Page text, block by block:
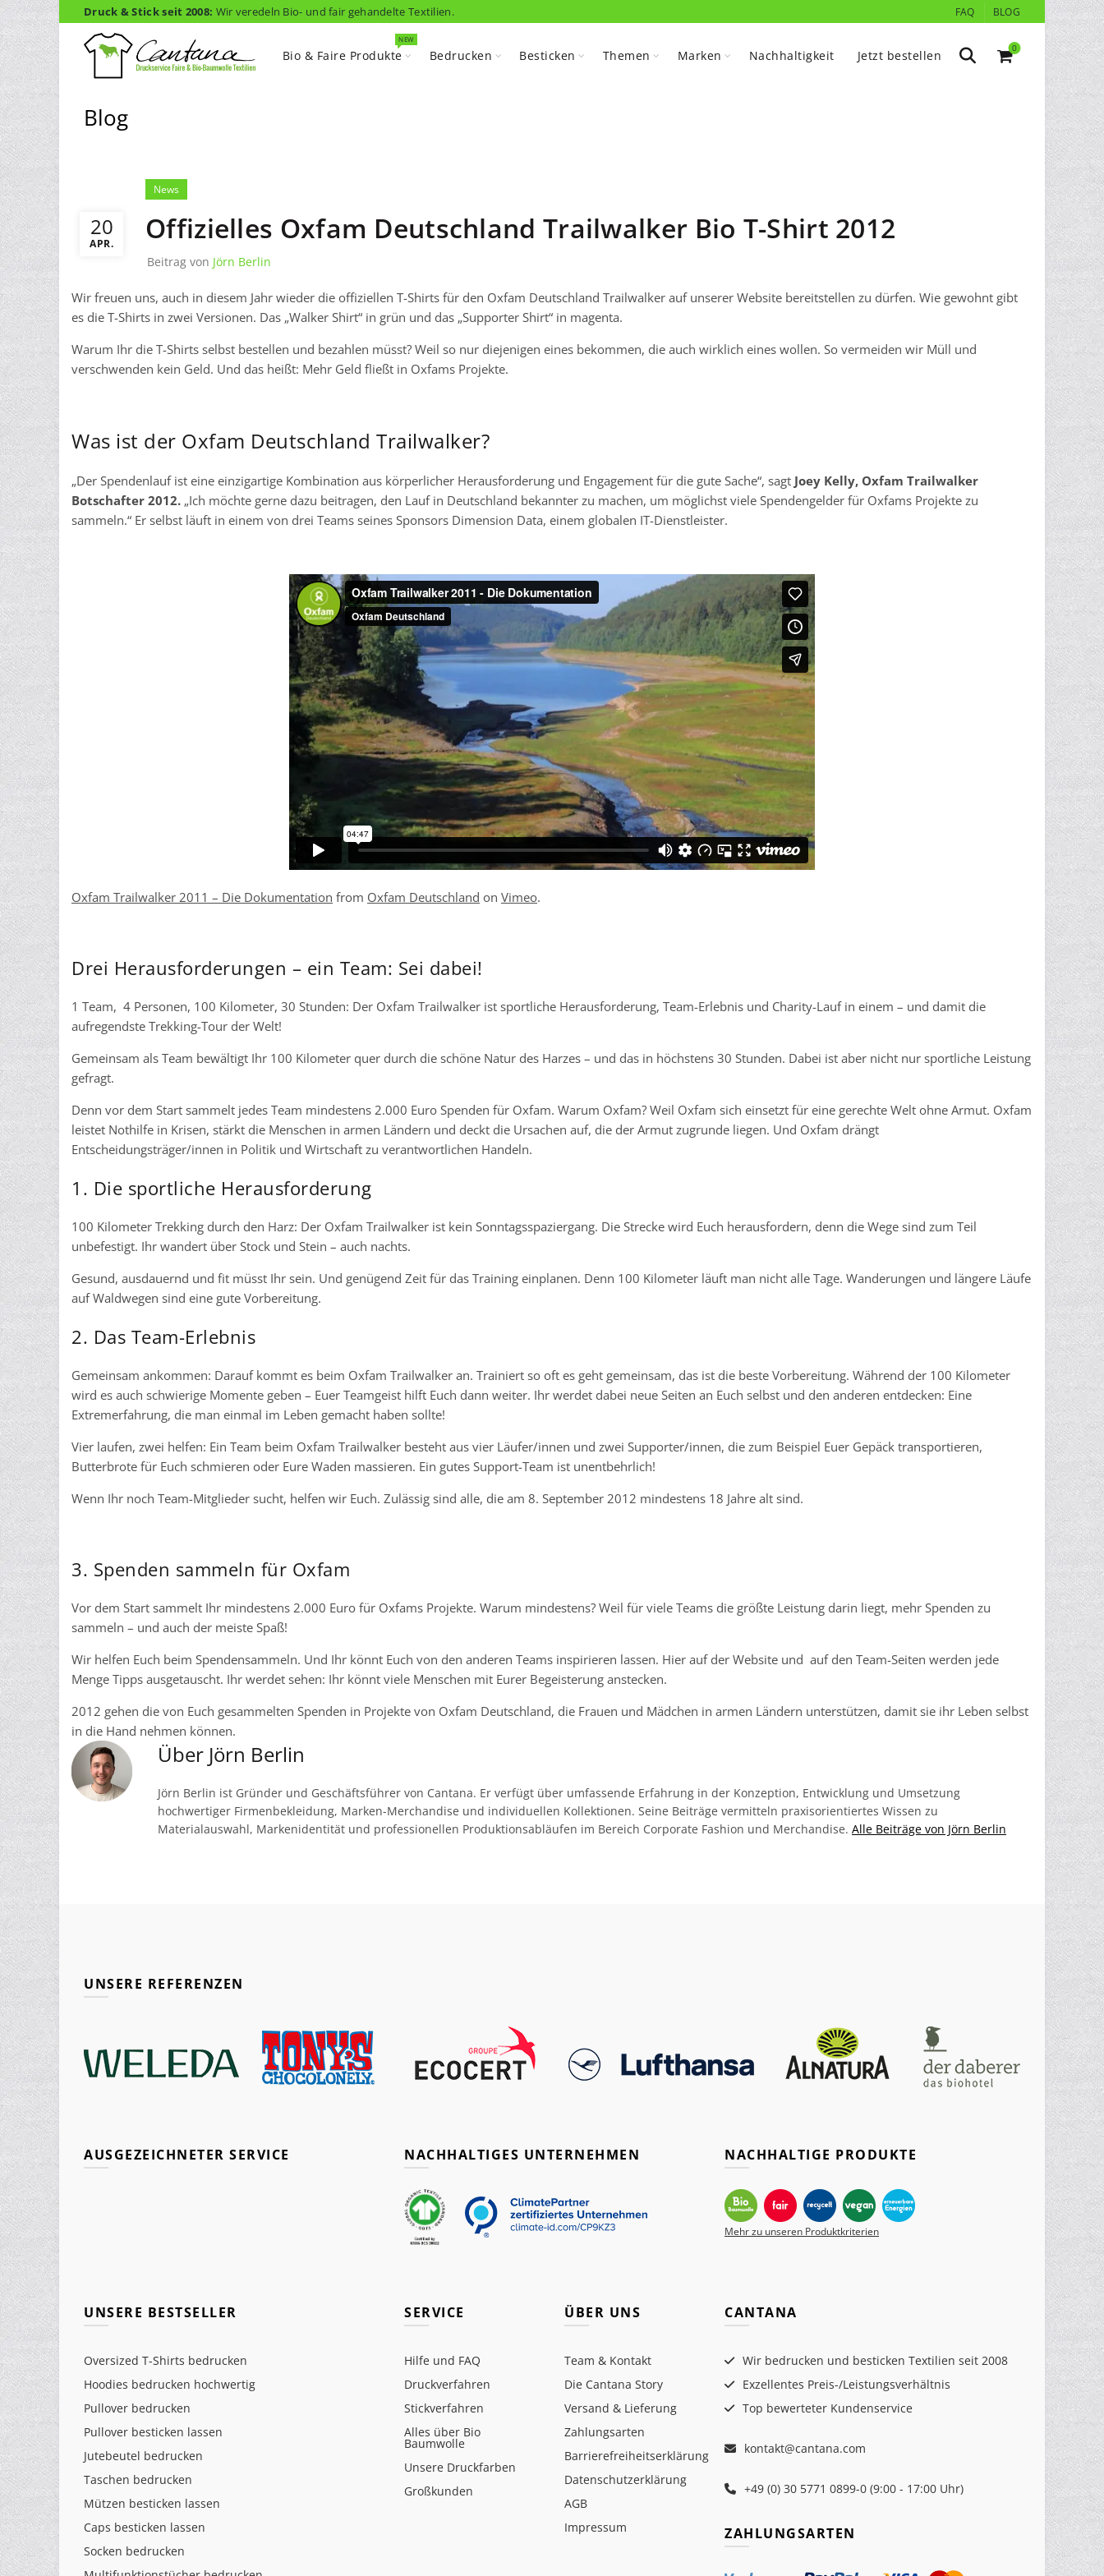
Druck & Stick seit 2008: Wir veredeln Bio- und fair gehandelte Textilien. FAQ BLOG
Bio & Faire Produkte
NEW
Bedrucken Besticken Themen Marken Nachhaltigkeit Jetzt bestellen 0
Blog
20
APR.
News
Offizielles Oxfam Deutschland Trailwalker Bio T-Shirt 2012
Beitrag von Jörn Berlin
Wir freuen uns, auch in diesem Jahr wieder die offiziellen T-Shirts für den Oxfam Deutschland Trailwalker auf unserer Website bereitstellen zu dürfen. Wie gewohnt gibt
es die T-Shirts in zwei Versionen. Das „Walker Shirt“ in grün und das „Supporter Shirt“ in magenta.
Warum Ihr die T-Shirts selbst bestellen und bezahlen müsst? Weil so nur diejenigen eines bekommen, die auch wirklich eines wollen. So vermeiden wir Müll und
verschwenden kein Geld. Und das heißt: Mehr Geld fließt in Oxfams Projekte.
Was ist der Oxfam Deutschland Trailwalker?
„Der Spendenlauf ist eine einzigartige Kombination aus körperlicher Herausforderung und Engagement für die gute Sache“, sagt Joey Kelly, Oxfam Trailwalker
Botschafter 2012. „Ich möchte gerne dazu beitragen, den Lauf in Deutschland bekannter zu machen, um möglichst viele Spendengelder für Oxfams Projekte zu
sammeln.“ Er selbst läuft in einem von drei Teams seines Sponsors Dimension Data, einem globalen IT-Dienstleister.
Oxfam Trailwalker 2011 – Die Dokumentation from Oxfam Deutschland on Vimeo.
Drei Herausforderungen – ein Team: Sei dabei!
1 Team, 4 Personen, 100 Kilometer, 30 Stunden: Der Oxfam Trailwalker ist sportliche Herausforderung, Team-Erlebnis und Charity-Lauf in einem – und damit die
aufregendste Trekking-Tour der Welt!
Gemeinsam als Team bewältigt Ihr 100 Kilometer quer durch die schöne Natur des Harzes – und das in höchstens 30 Stunden. Dabei ist aber nicht nur sportliche Leistung
gefragt.
Denn vor dem Start sammelt jedes Team mindestens 2.000 Euro Spenden für Oxfam. Warum Oxfam? Weil Oxfam sich einsetzt für eine gerechte Welt ohne Armut. Oxfam
leistet Nothilfe in Krisen, stärkt die Menschen in armen Ländern und deckt die Ursachen auf, die der Armut zugrunde liegen. Und Oxfam drängt
Entscheidungsträger/innen in Politik und Wirtschaft zu verantwortlichen Handeln.
1. Die sportliche Herausforderung
100 Kilometer Trekking durch den Harz: Der Oxfam Trailwalker ist kein Sonntagsspaziergang. Die Strecke wird Euch herausfordern, denn die Wege sind zum Teil
unbefestigt. Ihr wandert über Stock und Stein – auch nachts.
Gesund, ausdauernd und fit müsst Ihr sein. Und genügend Zeit für das Training einplanen. Denn 100 Kilometer läuft man nicht alle Tage. Wanderungen und längere Läufe
auf Waldwegen sind eine gute Vorbereitung.
2. Das Team-Erlebnis
Gemeinsam ankommen: Darauf kommt es beim Oxfam Trailwalker an. Trainiert so oft es geht gemeinsam, das ist die beste Vorbereitung. Während der 100 Kilometer
wird es auch schwierige Momente geben – Euer Teamgeist hilft Euch dann weiter. Ihr werdet dabei neue Seiten an Euch selbst und den anderen entdecken: Eine
Extremerfahrung, die man einmal im Leben gemacht haben sollte!
Vier laufen, zwei helfen: Ein Team beim Oxfam Trailwalker besteht aus vier Läufer/innen und zwei Supporter/innen, die zum Beispiel Euer Gepäck transportieren,
Butterbrote für Euch schmieren oder Eure Waden massieren. Ein gutes Support-Team ist unentbehrlich!
Wenn Ihr noch Team-Mitglieder sucht, helfen wir Euch. Zulässig sind alle, die am 8. September 2012 mindestens 18 Jahre alt sind.
3. Spenden sammeln für Oxfam
Vor dem Start sammelt Ihr mindestens 2.000 Euro für Oxfams Projekte. Warum mindestens? Weil für viele Teams die größte Leistung darin liegt, mehr Spenden zu
sammeln – und auch der meiste Spaß!
Wir helfen Euch beim Spendensammeln. Und Ihr könnt Euch von den anderen Teams inspirieren lassen. Hier auf der Website und auf den Team-Seiten werden jede
Menge Tipps ausgetauscht. Ihr werdet sehen: Ihr könnt viele Menschen mit Eurer Begeisterung anstecken.
2012 gehen die von Euch gesammelten Spenden in Projekte von Oxfam Deutschland, die Frauen und Mädchen in armen Ländern unterstützen, damit sie ihr Leben selbst
in die Hand nehmen können.
Über Jörn Berlin
Jörn Berlin ist Gründer und Geschäftsführer von Cantana. Er verfügt über umfassende Erfahrung in der Konzeption, Entwicklung und Umsetzung
hochwertiger Firmenbekleidung, Marken-Merchandise und individuellen Kollektionen. Seine Beiträge vermitteln praxisorientiertes Wissen zu
Materialauswahl, Markenidentität und professionellen Produktionsabläufen im Bereich Corporate Fashion und Merchandise. Alle Beiträge von Jörn Berlin
UNSERE REFERENZEN
AUSGEZEICHNETER SERVICE NACHHALTIGES UNTERNEHMEN NACHHALTIGE PRODUKTE
Mehr zu unseren Produktkriterien
UNSERE BESTSELLER
Oversized T-Shirts bedrucken
Hoodies bedrucken hochwertig
Pullover bedrucken
Pullover besticken lassen
Jutebeutel bedrucken
Taschen bedrucken
Mützen besticken lassen
Caps besticken lassen
Socken bedrucken
SERVICE
Hilfe und FAQ
Druckverfahren
Stickverfahren
Alles über Bio
Baumwolle
Unsere Druckfarben
Großkunden
ÜBER UNS
Team & Kontakt
Die Cantana Story
Versand & Lieferung
Zahlungsarten
Barrierefreiheitserklärung
Datenschutzerklärung
AGB
Impressum
CANTANA
Wir bedrucken und besticken Textilien seit 2008
Exzellentes Preis-/Leistungsverhältnis
Top bewerteter Kundenservice
kontakt@cantana.com
+49 (0) 30 5771 0899-0 (9:00 - 17:00 Uhr)
ZAHLUNGSARTEN